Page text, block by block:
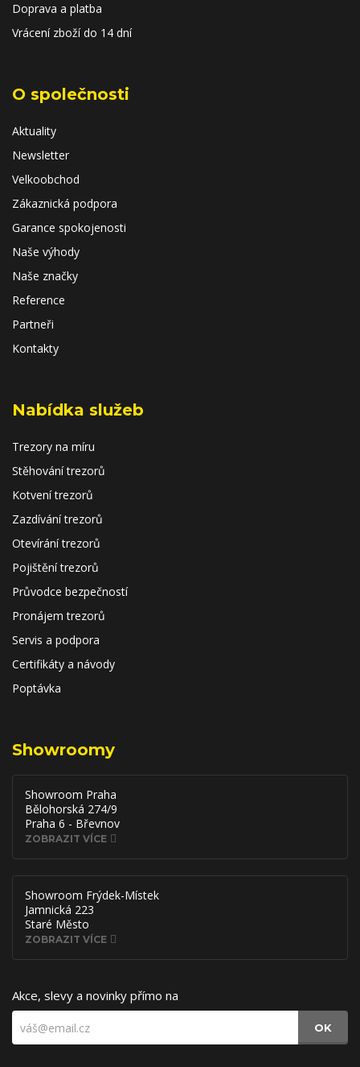
Doprava a platba
Vrácení zboží do 14 dní
O společnosti
Aktuality
Newsletter
Velkoobchod
Zákaznická podpora
Garance spokojenosti
Naše výhody
Naše značky
Reference
Partneři
Kontakty
Nabídka služeb
Trezory na míru
Stěhování trezorů
Kotvení trezorů
Zazdívání trezorů
Otevírání trezorů
Pojištění trezorů
Průvodce bezpečností
Pronájem trezorů
Servis a podpora
Certifikáty a návody
Poptávka
Showroomy
Showroom Praha
Bělohorská 274/9
Praha 6 - Břevnov
ZOBRAZIT VÍCE
Showroom Frýdek-Místek
Jamnická 223
Staré Město
ZOBRAZIT VÍCE
Akce, slevy a novinky přímo na
OK